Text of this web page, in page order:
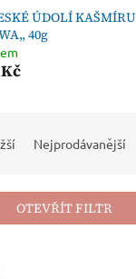
ÚDOLÍ
40g
Nejprodávanější
OTEVŘÍT FILTR